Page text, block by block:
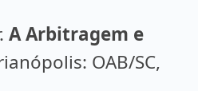
A Arbitragem e
OAB/SC,